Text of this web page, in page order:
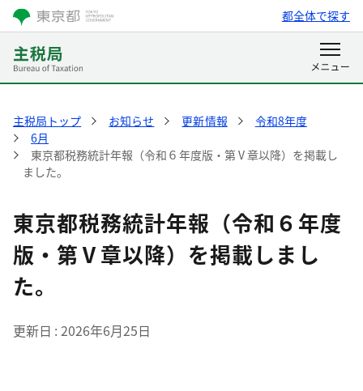
都全体で探す
主税局トップ お知らせ 更新情報
令和8年度
6月
東京都税務統計年報（令和６年度版・第Ⅴ章以降）を掲載し
ました。
東京都税務統計年報（令和６年度
版・第Ⅴ章以降）を掲載しまし
た。
更新日 2026年6月25日